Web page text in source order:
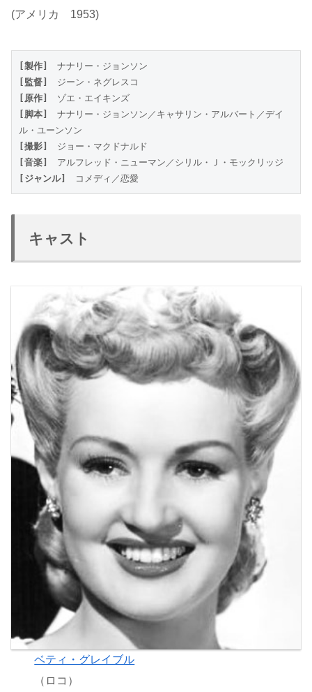
(アメリカ 1953)
[製作]
ナナリー・ジョンソン
[監督]
ジーン・ネグレスコ
[原作]
ゾエ・エイキンズ
[脚本]
ナナリー・ジョンソン／キャサリン・アルバート／デイ
ル・ユーンソン
[撮影]
ジョー・マクドナルド
[音楽]
アルフレッド・ニューマン／シリル・Ｊ・モックリッジ
[ジャンル]
コメディ／恋愛
キャスト
ベティ・グレイブル
（ロコ）